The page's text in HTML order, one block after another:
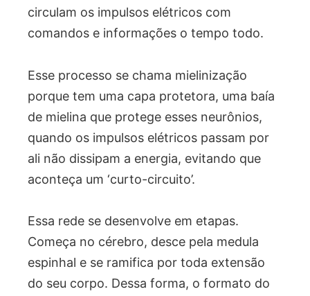
circulam os impulsos elétricos com
comandos e informações o tempo todo.
Esse processo se chama mielinização
porque tem uma capa protetora, uma baía
de mielina que protege esses neurônios,
quando os impulsos elétricos passam por
ali não dissipam a energia, evitando que
aconteça um ‘curto-circuito’.
Essa rede se desenvolve em etapas.
Começa no cérebro, desce pela medula
espinhal e se ramifica por toda extensão
do seu corpo. Dessa forma, o formato do